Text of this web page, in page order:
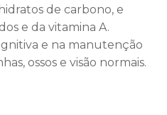
de carbono, e
e da vitamina A.
e na manutenção
ossos e visão normais.